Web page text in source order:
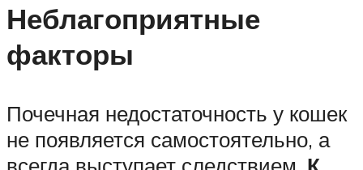
Неблагоприятные
факторы
Почечная недостаточность у кошек
не появляется самостоятельно, а